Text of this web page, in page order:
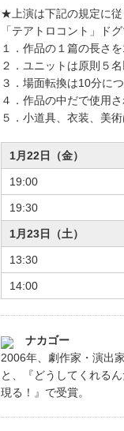
★上演は下記の規定に
「テアトロコント」ド
１．作品の１篇の長さ
２．ユニットは原則５
３．場面転換は10分に
４．作品の中だで使用
５．小道具、衣装、美
1月22日（金）
19:00
19:30
1月23日（土）
13:30
14:00
ナカゴー
2006年、劇作家・演出
と、『どうしてくれる
現る！』で受賞。